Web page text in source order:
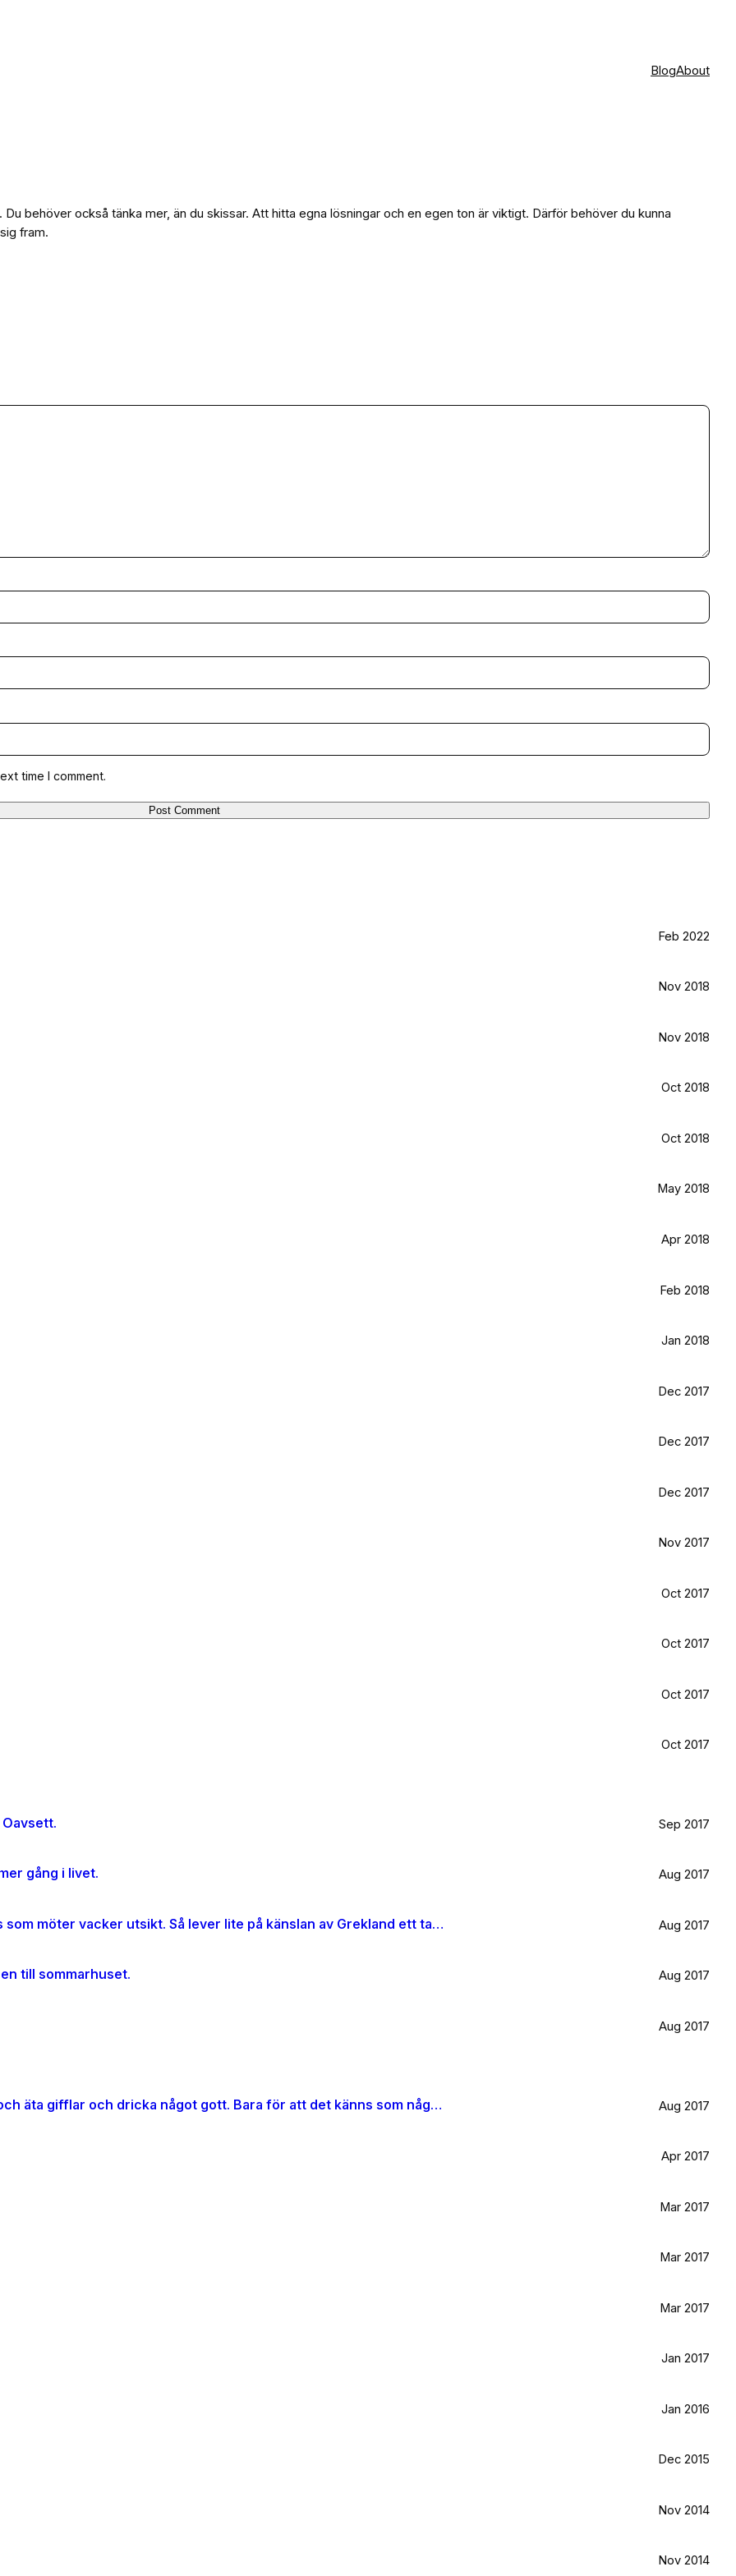
BlogAbout
behöver också tänka mer, än du skissar. Att hitta egna lösningar och en egen ton är viktigt. Därför behöver du kunna
fram.
time I comment.
Feb 2022
Nov 2018
Nov 2018
Oct 2018
Oct 2018
May 2018
Apr 2018
Feb 2018
Jan 2018
Dec 2017
Dec 2017
Dec 2017
Nov 2017
Oct 2017
Oct 2017
Oct 2017
Oct 2017
Sep 2017
gång i livet. Aug 2017
Är väldigt svag för olivträd, låten Il mondo och motljus som möter vacker utsikt. Så lever lite på känslan av Grekland ett tag till. Aug 2017
till sommarhuset. Aug 2017
Aug 2017
När jag blir stor vill jag gå ombord på en sån dära båt och äta gifflar och dricka något gott. Bara för att det känns som något jag skulle tycka om. Aug 2017
Apr 2017
Mar 2017
Mar 2017
Mar 2017
Jan 2017
Jan 2016
Dec 2015
Nov 2014
Nov 2014